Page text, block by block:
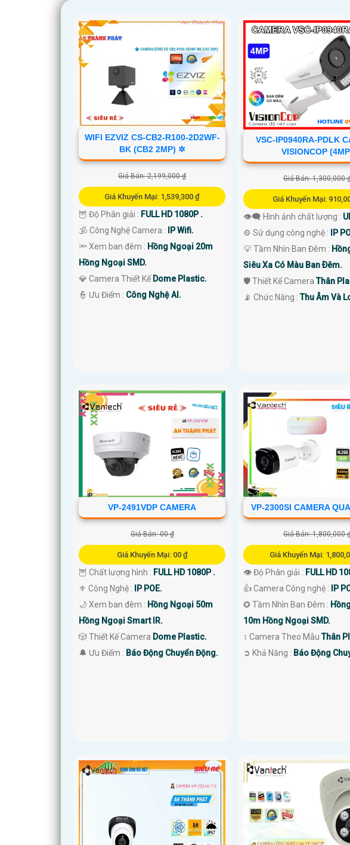
WIFI EZVIZ CS-CB2-R100-2D2WF-
BK (CB2 2MP) ✲
Giá Bán: 2,199,000 ₫
Giá Khuyến Mại: 1,539,300 ₫
🦉 Độ Phân giải : FULL HD 1080P .
🕉️ Công Nghệ Camera :
IP Wifi.
🔦 Xem ban đêm : Hồng Ngoại 20m
Hồng Ngoại SMD.
💎 Camera Thiết Kế Dome Plastic.
️👮 Ưu Điểm : Công Nghệ AI.
VSC-IP0940RA-PDLK
VISIONCOP
Giá Bán: 1,300,000
Giá Khuyến Mại:
👁️‍🗨 Hình ảnh chất lượng :
⚙ Sử dụng công nghệ :
IP
💡 Tầm Nhìn Ban Đêm :
Siêu Xa Có Màu Ban Ðêm.
🛡 Thiết Kế CameraThân
️📡 Chức Năng :Thu Âm Và
VP-2491VDP CAMERA
Giá Bán: 00 ₫
Giá Khuyến Mại: 00 ₫
🦉 Chất lượng hình : FULL HD 1080P .
⚜️ Công Nghệ :
IP POE.
🌙 Xem ban đêm : Hồng Ngoại 50m
Hồng Ngoại Smart IR.
🎲 Thiết Kế Camera Dome Plastic.
️🔔 Ưu Điểm : Báo Động Chuyển Động.
VP-2300SI CAMERA
Giá Bán: 1,800,000
Giá Khuyến Mại:
👁 Độ Phân giải : FULL HD
👍 Camera Công nghệ :
IP
✪ Tầm Nhìn Ban Đêm :
10m Hồng Ngoại SMD.
↕️ Camera Theo MẫuThân
️➲ Khả Năng : Báo Động